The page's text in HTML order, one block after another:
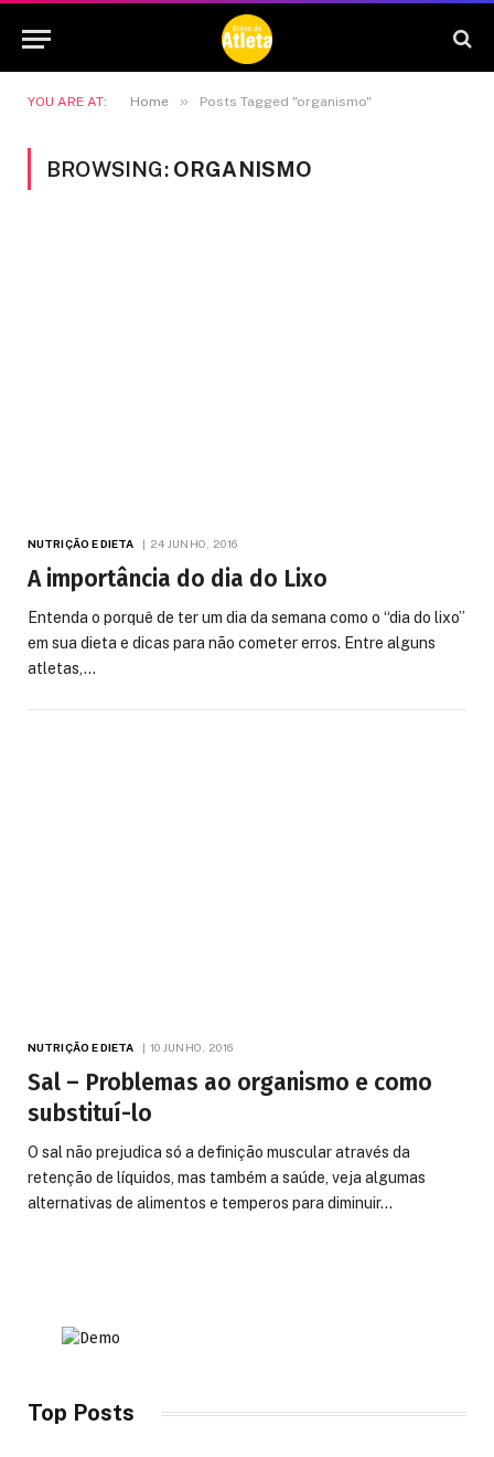
YOU ARE AT: Home » Posts Tagged "organismo"
BROWSING: ORGANISMO
NUTRIÇÃO E DIETA 24 JUNHO, 2016
A importância do dia do Lixo
Entenda o porquê de ter um dia da semana como o “dia do lixo”
em sua dieta e dicas para não cometer erros. Entre alguns
atletas,…
NUTRIÇÃO E DIETA 10 JUNHO, 2016
Sal – Problemas ao organismo e como
substituí-lo
O sal não prejudica só a definição muscular através da
retenção de líquidos, mas também a saúde, veja algumas
alternativas de alimentos e temperos para diminuir…
Top Posts